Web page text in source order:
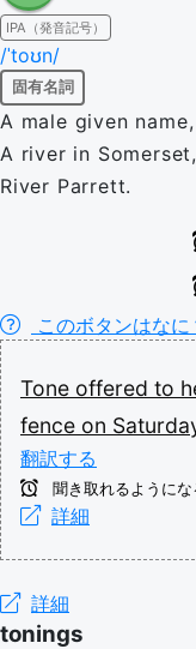
IPA（発音記号）
/ˈtoʊn/
固有名詞
A male given
A river in
River Parrett.
このボタンはなに
Tone offered to
fence on
翻訳する
聞き取れるようにな
詳細
詳細
tonings